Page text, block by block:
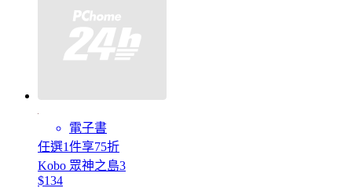
電子書
任選1件享75折
Kobo 眾神之島3
$134